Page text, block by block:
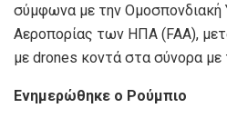
σύμφωνα με την Ομοσπονδιακή
Αεροπορίας των ΗΠΑ (FAA),
με drones κοντά στα σύνορα με
Ενημερώθηκε ο Ρούμπιο